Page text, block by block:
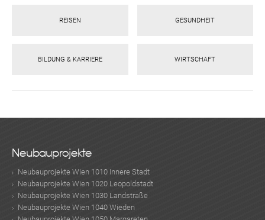
REISEN GESUNDHEIT
BILDUNG & KARRIERE WIRTSCHAFT
Neubauprojekte
Neubauprojekte Wien 1010 Innere Stadt
Neubauprojekte Wien 1020 Leopoldstadt
Neubauprojekte Wien 1030 Landstraße
Neubauprojekte Wien 1040 Wieden